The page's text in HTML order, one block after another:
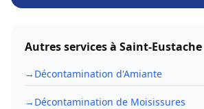
Autres services à Saint-Eustache
→ Décontamination d'Amiante
→ Décontamination de Moisissures